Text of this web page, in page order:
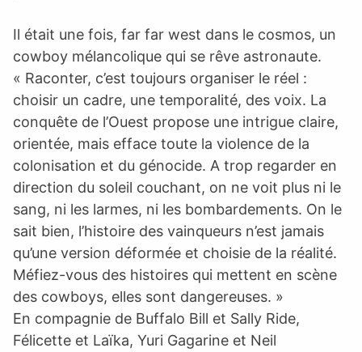
Il était une fois, far far west dans le cosmos, un
cowboy mélancolique qui se rêve astronaute.
« Raconter, c’est toujours organiser le réel :
choisir un cadre, une temporalité, des voix. La
conquête de l’Ouest propose une intrigue claire,
orientée, mais efface toute la violence de la
colonisation et du génocide. A trop regarder en
direction du soleil couchant, on ne voit plus ni le
sang, ni les larmes, ni les bombardements. On le
sait bien, l’histoire des vainqueurs n’est jamais
qu’une version déformée et choisie de la réalité.
Méfiez-vous des histoires qui mettent en scène
des cowboys, elles sont dangereuses. »
En compagnie de Buffalo Bill et Sally Ride,
Félicette et Laïka, Yuri Gagarine et Neil